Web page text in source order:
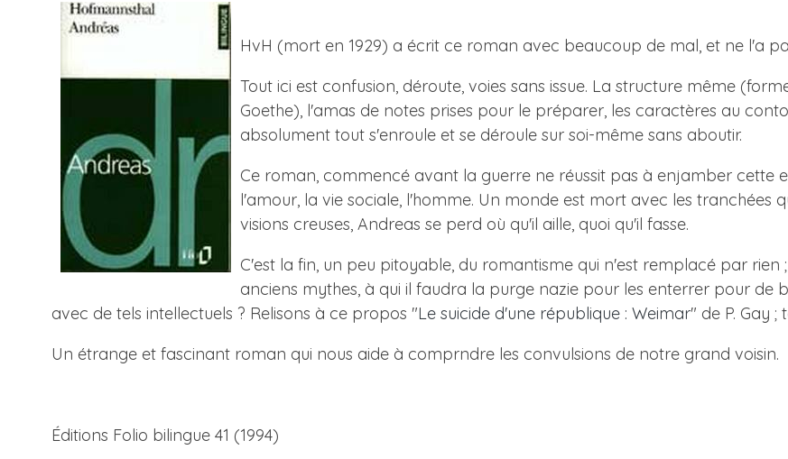
HvH (mort en 1929) a écrit ce roman avec beaucoup de mal, et ne l'a
Tout ici est confusion, déroute, voies sans issue. La structure même
Goethe), l'amas de notes prises pour le préparer, les caractères au
absolument tout s'enroule et se déroule sur soi-même sans aboutir.
Ce roman, commencé avant la guerre ne réussit pas à enjamber cette
l'amour, la vie sociale, l'homme. Un monde est mort avec les tranchées
visions creuses, Andreas se perd où qu'il aille, quoi qu'il fasse.
C'est la fin, un peu pitoyable, du romantisme qui n'est remplacé par
anciens mythes, à qui il faudra la purge nazie pour les enterrer pour de
avec de tels intellectuels ? Relisons à ce propos "Le suicide d'une république : Weimar" de P. Gay ;
Un étrange et fascinant roman qui nous aide à comprndre les convulsions de notre grand voisin.
Éditions Folio bilingue 41 (1994)